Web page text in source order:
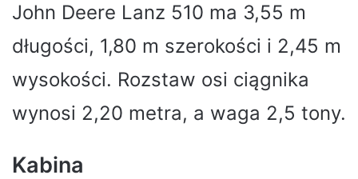
John Deere Lanz 510 ma 3,55 m
długości, 1,80 m szerokości i 2,45 m
wysokości. Rozstaw osi ciągnika
wynosi 2,20 metra, a waga 2,5 tony.
Kabina